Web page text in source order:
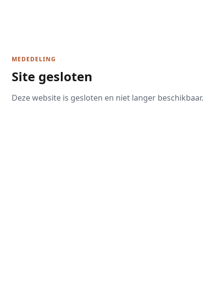
MEDEDELING
Site gesloten
Deze website is gesloten en niet langer beschikbaar.